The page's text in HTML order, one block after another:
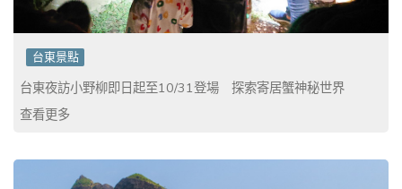
台東景點
台東夜訪小野柳即日起至10/31登場 探索寄居蟹神秘世界
查看更多